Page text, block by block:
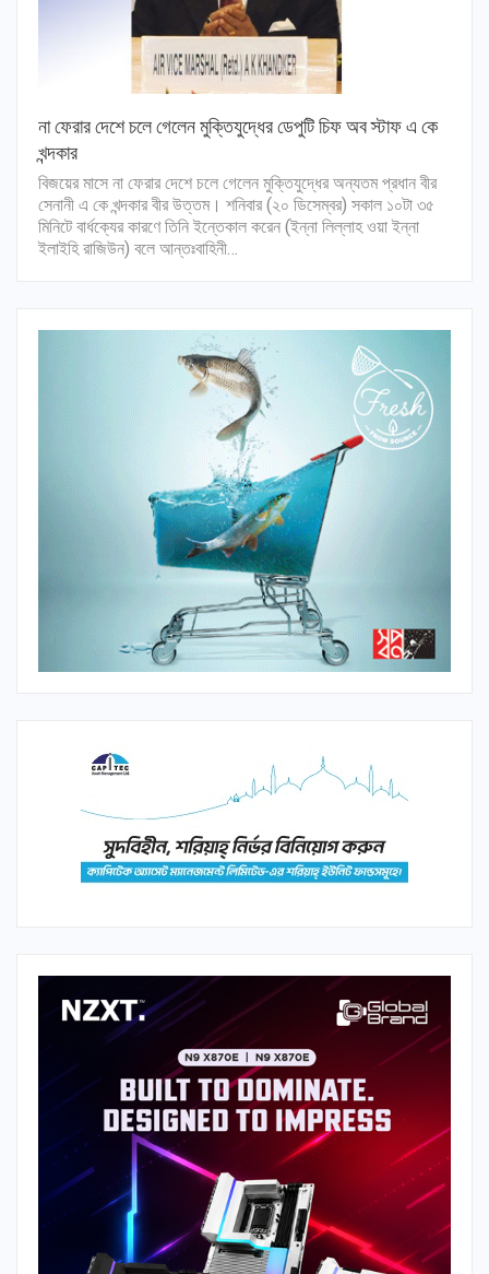
না ফেরার দেশে চলে গেলেন মুক্তিযুদ্ধের ডেপুটি চিফ অব স্টাফ এ কে
খন্দকার
বিজয়ের মাসে না ফেরার দেশে চলে গেলেন মুক্তিযুদ্ধের অন্যতম প্রধান বীর
সেনানী এ কে খন্দকার বীর উত্তম। শনিবার (২০ ডিসেম্বর) সকাল ১০টা ৩৫
মিনিটে বার্ধক্যের কারণে তিনি ইন্তেকাল করেন (ইন্না লিল্লাহ ওয়া ইন্না
ইলাইহি রাজিউন) বলে আন্তঃবাহিনী…